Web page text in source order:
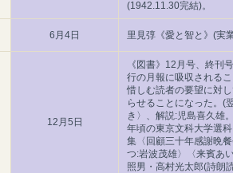
(1942.11.30完結)。
6月4日 里見弴《愛と智と》(実
12月5日
《図書》12月号、終刊
行の月報に吸収される
惜しむ読者の要望に対
らせることになった。(
き〉、解説:児島喜久雄
年頃の東京文科大学選
集〈回顧三十年感謝晩
つ:岩波茂雄〉〈来賓あ
照男・高村光太郎(詩朗